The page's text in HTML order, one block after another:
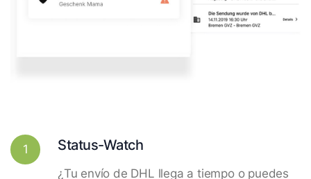
1 Status-Watch
¿Tu envío de DHL llega a tiempo o puedes